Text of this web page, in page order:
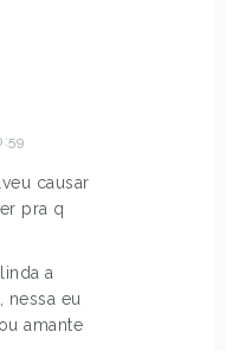
causar
pra q
a
nessa eu
amante